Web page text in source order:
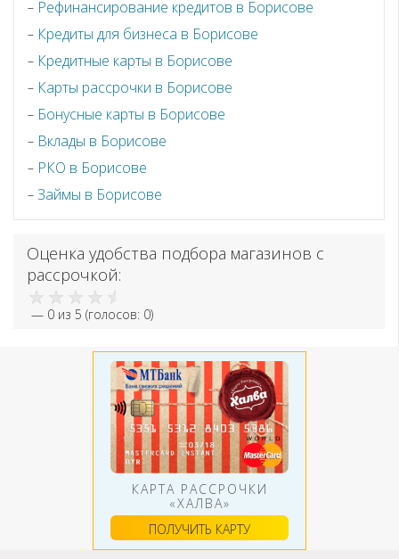
Рефинансирование кредитов в Борисове
Кредиты для бизнеса в Борисове
Кредитные карты в Борисове
Карты рассрочки в Борисове
Бонусные карты в Борисове
Вклады в Борисове
РКО в Борисове
Займы в Борисове
Оценка удобства подбора магазинов с
рассрочкой:
— 0 из 5 (голосов: 0)
КАРТА РАССРОЧКИ
«ХАЛВА»
ПОЛУЧИТЬ КАРТУ